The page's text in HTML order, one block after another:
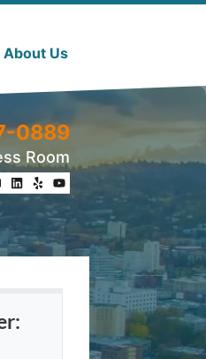
About Us
0889
Room
Business
LinkedIn
YelpYouTube